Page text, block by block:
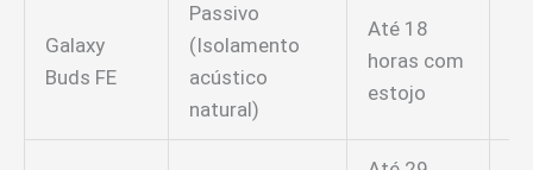
Galaxy
Buds FE
Passivo
(Isolamento
acústico
natural)
Até 18
horas com
estojo